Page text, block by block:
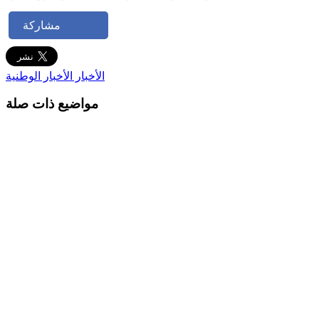
مشاركة
الأخبار الأخبار الوطنية
مواضيع ذات صلة